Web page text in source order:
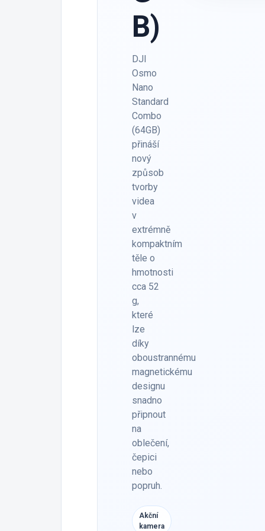
B)
DJI
Osmo
Nano
Standard
Combo
(64GB)
přináší
nový
způsob
tvorby
videa
v
extrémně
kompaktním
těle o
hmotnosti
cca 52
g,
které
lze
díky
oboustrannému
magnetickému
designu
snadno
připnout
na
oblečení,
čepici
nebo
popruh.
Akční
kamera